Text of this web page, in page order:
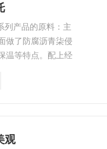
列产品的原料：主
做了防腐沥青柒侵
温等特点。配上经
观